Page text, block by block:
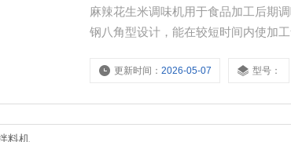
麻辣花生米调味机用于食品加工后期
钢八角型设计，能在较短时间内使加
更新时间：2026-05-07 型号：